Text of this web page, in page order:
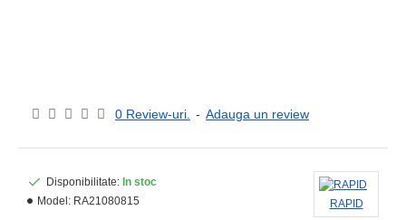
0 Review-uri. - Adauga un review
Disponibilitate: In stoc
Model: RA21080815 RAPID